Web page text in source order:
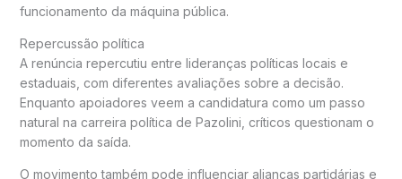
funcionamento da máquina pública.
Repercussão política
A renúncia repercutiu entre lideranças políticas locais e
estaduais, com diferentes avaliações sobre a decisão.
Enquanto apoiadores veem a candidatura como um passo
natural na carreira política de Pazolini, críticos questionam o
momento da saída.
O movimento também pode influenciar alianças partidárias e